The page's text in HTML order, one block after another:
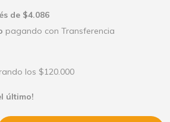
de $4.086
pagando con Transferencia
los $120.000
último!